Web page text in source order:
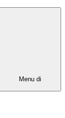
Menu di